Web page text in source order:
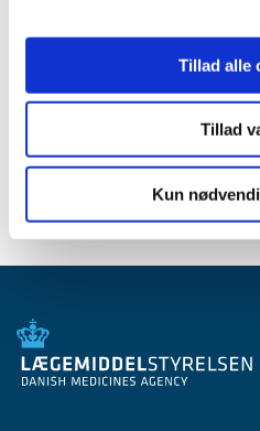
Tillad alle
Tillad
Kun
2009 (14)
2007 (3)
2005 (2)